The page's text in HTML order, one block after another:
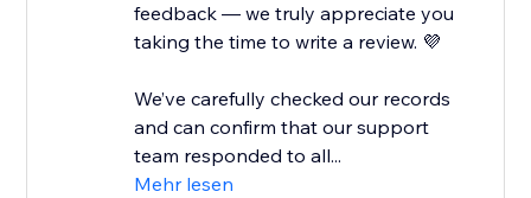
feedback — we truly appreciate you
taking the time to write a review. 💜
We’ve carefully checked our records
and can confirm that our support
team responded to all...
Mehr lesen